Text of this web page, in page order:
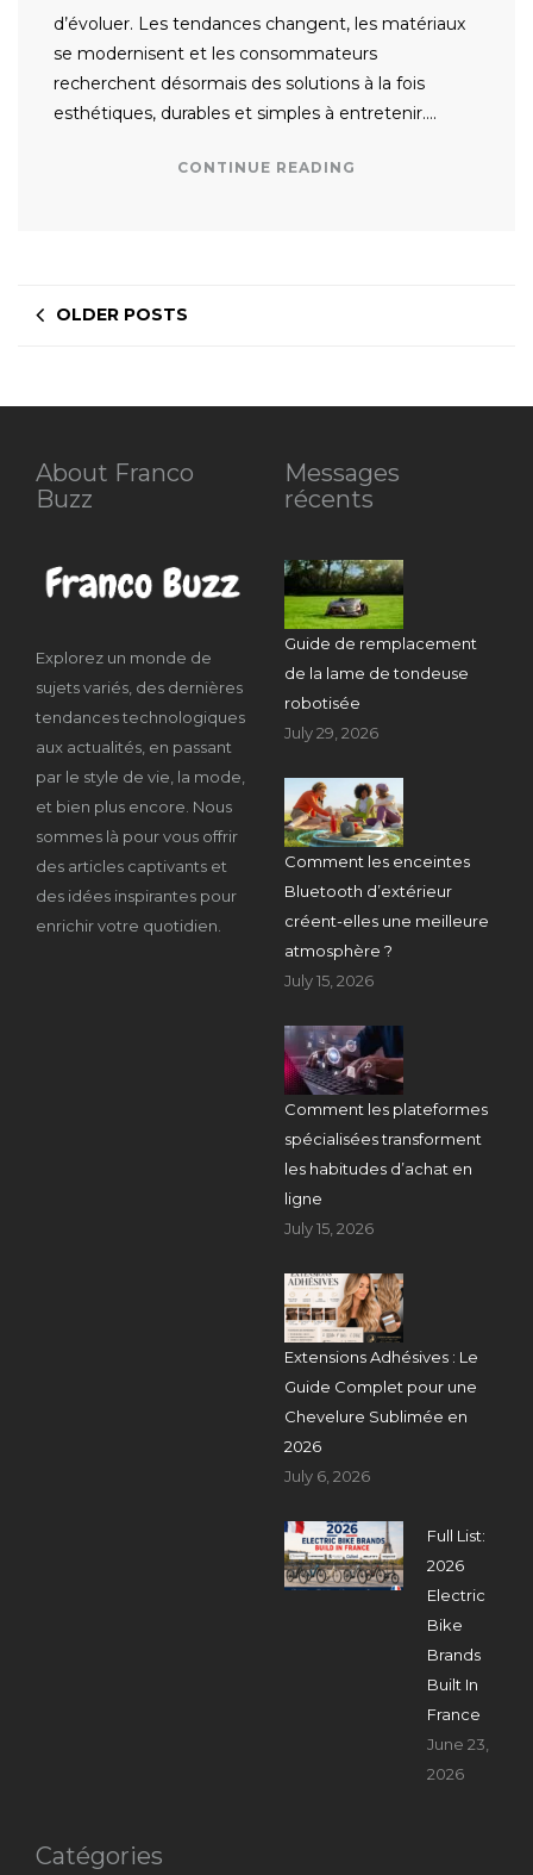
d’évoluer. Les tendances changent, les matériaux
se modernisent et les consommateurs
recherchent désormais des solutions à la fois
esthétiques, durables et simples à entretenir….
CONTINUE READING
OLDER POSTS
About Franco
Buzz
Explorez un monde de
sujets variés, des dernières
tendances technologiques
aux actualités, en passant
par le style de vie, la mode,
et bien plus encore. Nous
sommes là pour vous offrir
des articles captivants et
des idées inspirantes pour
enrichir votre quotidien.
Messages
récents
Guide de remplacement
de la lame de tondeuse
robotisée
July 29, 2026
Comment les enceintes
Bluetooth d’extérieur
créent-elles une meilleure
atmosphère ?
July 15, 2026
Comment les plateformes
spécialisées transforment
les habitudes d’achat en
ligne
July 15, 2026
Extensions Adhésives : Le
Guide Complet pour une
Chevelure Sublimée en
2026
July 6, 2026
Full List:
2026
Electric
Bike
Brands
Built In
France
June 23,
2026
Catégories